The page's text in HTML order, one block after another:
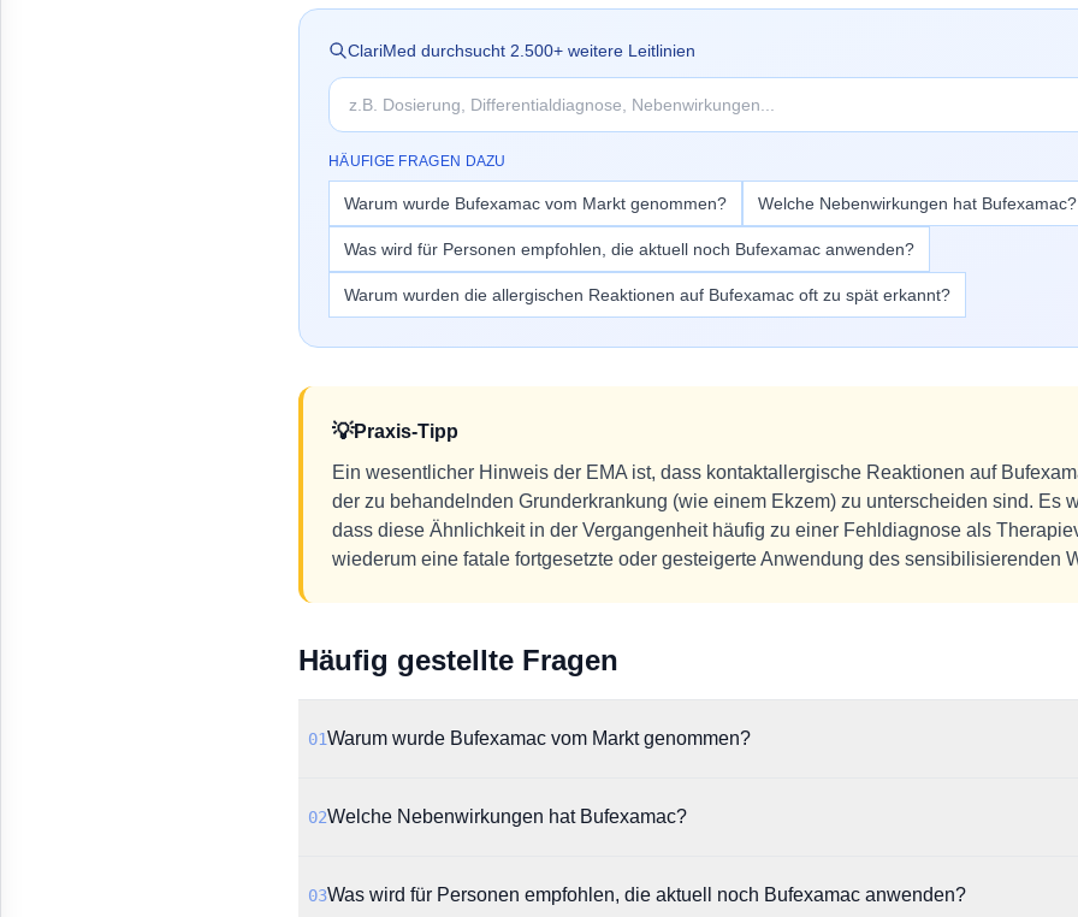
ClariMed durchsucht 2.500+ weitere Leitlinien
HÄUFIGE FRAGEN DAZU
Warum wurde Bufexamac vom Markt genommen? Welche Nebenwirkungen hat Bufexamac?
Was wird für Personen empfohlen, die aktuell noch Bufexamac anwenden?
Warum wurden die allergischen Reaktionen auf Bufexamac oft zu spät erkannt?
💡Praxis-Tipp
Ein wesentlicher Hinweis der EMA ist, dass kontaktallergische Reaktionen auf
der zu behandelnden Grunderkrankung (wie einem Ekzem) zu unterscheiden sind. Es
dass diese Ähnlichkeit in der Vergangenheit häufig zu einer Fehldiagnose als
wiederum eine fatale fortgesetzte oder gesteigerte Anwendung des sensibilisierenden
Häufig gestellte Fragen
01Warum wurde Bufexamac vom Markt genommen?
festgestellt, dass der Wirkstoff schwere Kontaktallergien auslösen kann, während gleichzeitig
02Welche Nebenwirkungen hat Bufexamac?
Diese Reaktionen können sich bei wiederholter Anwendung verschlimmern und in schweren
03Was wird für Personen empfohlen, die aktuell noch Bufexamac anwenden?